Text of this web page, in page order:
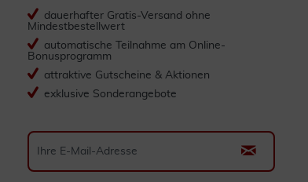
dauerhafter Gratis-Versand ohne
Mindestbestellwert
automatische Teilnahme am Online-
Bonusprogramm
attraktive Gutscheine & Aktionen
exklusive Sonderangebote